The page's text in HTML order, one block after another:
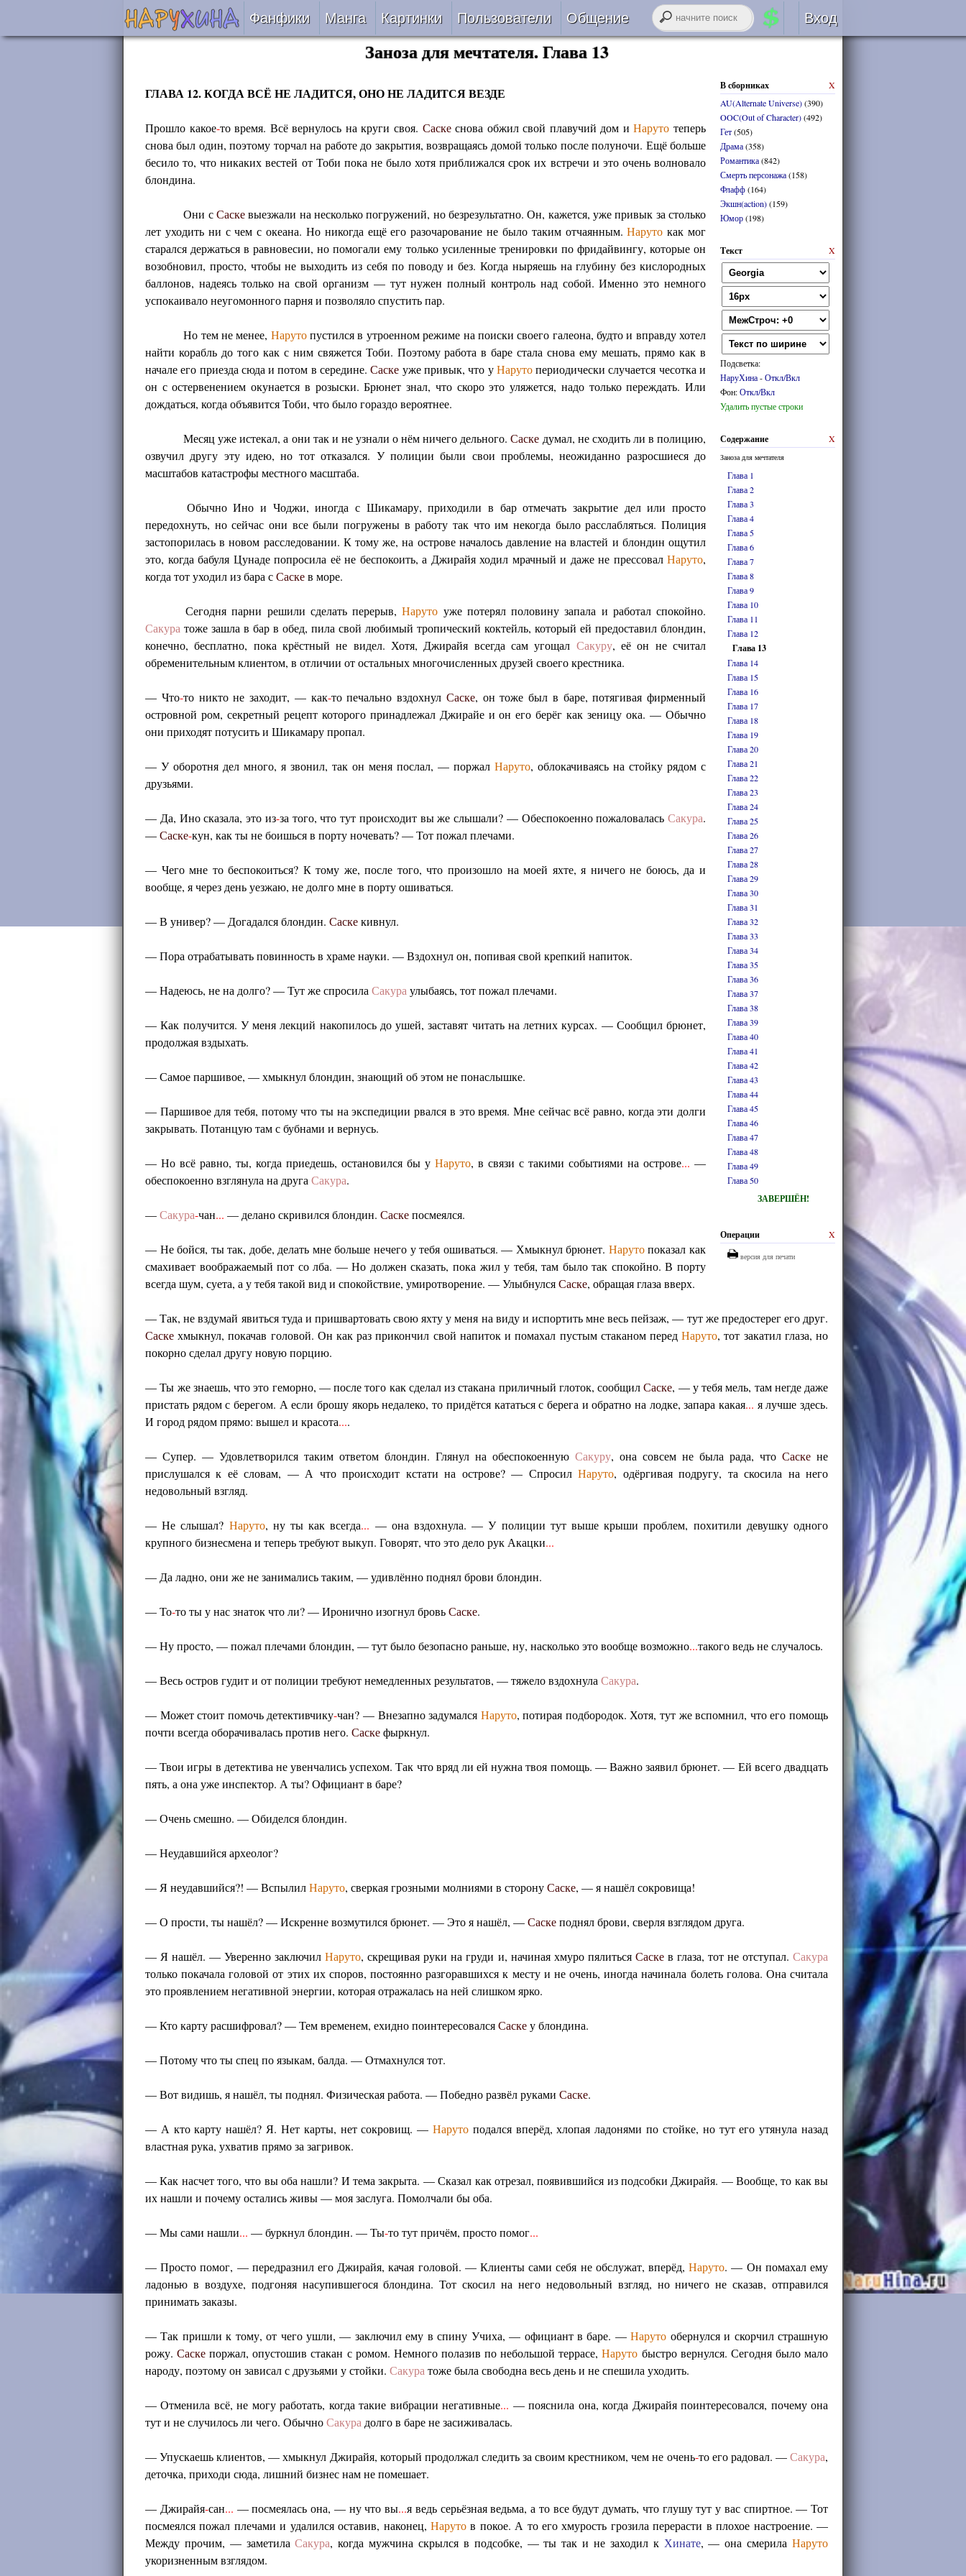
Фанфики
Сборники
Подобрать
Рецензии
На проверке
Отправить
Манга Картинки Пользователи
Авторы
Все
Беты
VIP
Онлайн
За 24 часа
Общение
Блог
Вход
Авторизация
войти черезВКонтакте
регистрация
забыли логин или пароль?
Заноза для мечтателя. Глава 13
X
В сборниках
AU(Alternate Universe)(390)
OOC(Out of Character)(492)
Гет(505)
Драма(358)
Романтика(842)
Смерть персонажа(158)
Флафф(164)
Экшн(action)(159)
Юмор(198)
X
Текст
Подсветка:
НаруХина-Откл/Вкл
Фон:Откл/Вкл
Удалить пустые строки
X
Содержание
Заноза для мечтателя
Глава 1
Глава 2
Глава 3
Глава 4
Глава 5
Глава 6
Глава 7
Глава 8
Глава 9
Глава 10
Глава 11
Глава 12
Глава 13
Глава 14
Глава 15
Глава 16
Глава 17
Глава 18
Глава 19
Глава 20
Глава 21
Глава 22
Глава 23
Глава 24
Глава 25
Глава 26
Глава 27
Глава 28
Глава 29
Глава 30
Глава 31
Глава 32
Глава 33
Глава 34
Глава 35
Глава 36
Глава 37
Глава 38
Глава 39
Глава 40
Глава 41
Глава 42
Глава 43
Глава 44
Глава 45
Глава 46
Глава 47
Глава 48
Глава 49
Глава 50
ЗАВЕРШЁН!
X
Операции
версия для печати
ГЛАВА 12. КОГДА ВСЁ НЕ ЛАДИТСЯ, ОНО НЕ ЛАДИТСЯ ВЕЗДЕ
Прошло какое-то время. Всё вернулось на круги своя. Саскеснова обжил свой плавучий дом иНаруто теперь
снова был один, поэтому торчал на работе до закрытия, возвращаясь домой только после полуночи. Ещё больше
бесило то, что никаких вестей от Тоби пока не было хотя приближался срок их встречи и это очень волновало
блондина.
Они сСаскевыезжали на несколько погружений, но безрезультатно. Он, кажется, уже привык за столько
лет уходить ни с чем с океана. Но никогда ещё его разочарование не было таким отчаянным.Наруто как мог
старался держаться в равновесии, но помогали ему только усиленные тренировки по фридайвингу, которые он
возобновил, просто, чтобы не выходить из себя по поводу и без. Когда ныряешь на глубину без кислородных
баллонов, надеясь только на свой организм — тут нужен полный контроль над собой. Именно это немного
успокаивало неугомонного парня и позволяло спустить пар.
Но тем не менее, Нарутопустился в утроенном режиме на поиски своего галеона, будто и вправду хотел
найти корабль до того как с ним свяжется Тоби. Поэтому работа в баре стала снова ему мешать, прямо как в
начале его приезда сюда и потом в середине.Саске уже привык, что уНарутопериодически случается чесотка и
он с остервенением окунается в розыски. Брюнет знал, что скоро это уляжется, надо только переждать. Или
дождаться, когда объявится Тоби, что было гораздо вероятнее.
Месяц уже истекал, а они так и не узнали о нём ничего дельного.Саске думал, не сходить ли в полицию,
озвучил другу эту идею, но тот отказался. У полиции были свои проблемы, неожиданно разросшиеся до
масштабов катастрофы местного масштаба.
Обычно Ино и Чоджи, иногда с Шикамару, приходили в бар отмечать закрытие дел или просто
передохнуть, но сейчас они все были погружены в работу так что им некогда было расслабляться. Полиция
застопорилась в новом расследовании. К тому же, на острове началось давление на властей и блондин ощутил
это, когда бабуля Цунаде попросила её не беспокоить, а Джирайя ходил мрачный и даже не прессовал Наруто,
когда тот уходил из бара сСаскев море.
Сегодня парни решили сделать перерыв,Наруто уже потерял половину запала и работал спокойно.
Сакура тоже зашла в бар в обед, пила свой любимый тропический коктейль, который ей предоставил блондин,
конечно, бесплатно, пока крёстный не видел. Хотя, Джирайя всегда сам угощал Сакуру, её он не считал
обременительным клиентом, в отличии от остальных многочисленных друзей своего крестника.
— Что-то никто не заходит, — как-то печально вздохнул Саске, он тоже был в баре, потягивая фирменный
островной ром, секретный рецепт которого принадлежал Джирайе и он его берёг как зеницу ока. — Обычно
они приходят потусить и Шикамару пропал.
— У оборотня дел много, я звонил, так он меня послал, — поржал Наруто, облокачиваясь на стойку рядом с
друзьями.
— Да, Ино сказала, это из-за того, что тут происходит вы же слышали? — Обеспокоенно пожаловалась Сакура.
—Саске-кун, как ты не боишься в порту ночевать? — Тот пожал плечами.
— Чего мне то беспокоиться? К тому же, после того, что произошло на моей яхте, я ничего не боюсь, да и
вообще, я через день уезжаю, не долго мне в порту ошиваться.
— В универ? — Догадался блондин. Саскекивнул.
— Пора отрабатывать повинность в храме науки. — Вздохнул он, попивая свой крепкий напиток.
— Надеюсь, не на долго? — Тут же спросила Сакура улыбаясь, тот пожал плечами.
— Как получится. У меня лекций накопилось до ушей, заставят читать на летних курсах. — Сообщил брюнет,
продолжая вздыхать.
— Самое паршивое, — хмыкнул блондин, знающий об этом не понаслышке.
— Паршивое для тебя, потому что ты на экспедиции рвался в это время. Мне сейчас всё равно, когда эти долги
закрывать. Потанцую там с бубнами и вернусь.
— Но всё равно, ты, когда приедешь, остановился бы у Наруто, в связи с такими событиями на острове... —
обеспокоенно взглянула на друга Сакура.
—Сакура-чан... — делано скривился блондин. Саскепосмеялся.
— Не бойся, ты так, добе, делать мне больше нечего у тебя ошиваться. — Хмыкнул брюнет. Нарутопоказал как
смахивает воображаемый пот со лба. — Но должен сказать, пока жил у тебя, там было так спокойно. В порту
всегда шум, суета, а у тебя такой вид и спокойствие, умиротворение. — УлыбнулсяСаске, обращая глаза вверх.
— Так, не вздумай явиться туда и пришвартовать свою яхту у меня на виду и испортить мне весь пейзаж, — тут же предостерег его друг.
Саске хмыкнул, покачав головой. Он как раз прикончил свой напиток и помахал пустым стаканом передНаруто, тот закатил глаза, но
покорно сделал другу новую порцию.
— Ты же знаешь, что это геморно, — после того как сделал из стакана приличный глоток, сообщилСаске, — у тебя мель, там негде даже
пристать рядом с берегом. А если брошу якорь недалеко, то придётся кататься с берега и обратно на лодке, запара какая... я лучше здесь.
И город рядом прямо: вышел и красота....
— Супер. — Удовлетворился таким ответом блондин. Глянул на обеспокоенную Сакуру, она совсем не была рада, что Саске не
прислушался к её словам, — А что происходит кстати на острове? — СпросилНаруто, одёргивая подругу, та скосила на него
недовольный взгляд.
— Не слышал? Наруто, ну ты как всегда... — она вздохнула. — У полиции тут выше крыши проблем, похитили девушку одного
крупного бизнесмена и теперь требуют выкуп. Говорят, что это дело рук Акацки...
— Да ладно, они же не занимались таким, — удивлённо поднял брови блондин.
— То-то ты у нас знаток что ли? — Иронично изогнул бровьСаске.
— Ну просто, — пожал плечами блондин, — тут было безопасно раньше, ну, насколько это вообще возможно...такого ведь не случалось.
— Весь остров гудит и от полиции требуют немедленных результатов, — тяжело вздохнула Сакура.
— Может стоит помочь детективчику-чан? — Внезапно задумался Наруто, потирая подбородок. Хотя, тут же вспомнил, что его помощь
почти всегда оборачивалась против него. Саскефыркнул.
— Твои игры в детектива не увенчались успехом. Так что вряд ли ей нужна твоя помощь. — Важно заявил брюнет. — Ей всего двадцать
пять, а она уже инспектор. А ты? Официант в баре?
— Очень смешно. — Обиделся блондин.
— Неудавшийся археолог?
— Я неудавшийся?! — ВспылилНаруто, сверкая грозными молниями в сторонуСаске, — я нашёл сокровища!
— О прости, ты нашёл? — Искренне возмутился брюнет. — Это я нашёл, —Саскеподнял брови, сверля взглядом друга.
— Я нашёл. — Уверенно заключилНаруто, скрещивая руки на груди и, начиная хмуро пялиться Саскев глаза, тот не отступал.Сакура
только покачала головой от этих их споров, постоянно разгоравшихся к месту и не очень, иногда начинала болеть голова. Она считала
это проявлением негативной энергии, которая отражалась на ней слишком ярко.
— Кто карту расшифровал? — Тем временем, ехидно поинтересовалсяСаскеу блондина.
— Потому что ты спец по языкам, балда. — Отмахнулся тот.
— Вот видишь, я нашёл, ты поднял. Физическая работа. — Победно развёл руками Саске.
— А кто карту нашёл? Я. Нет карты, нет сокровищ. — Наруто подался вперёд, хлопая ладонями по стойке, но тут его утянула назад
властная рука, ухватив прямо за загривок.
— Как насчет того, что вы оба нашли? И тема закрыта. — Сказал как отрезал, появившийся из подсобки Джирайя. — Вообще, то как вы
их нашли и почему остались живы — моя заслуга. Помолчали бы оба.
— Мы сами нашли... — буркнул блондин. — Ты-то тут причём, просто помог...
— Просто помог, — передразнил его Джирайя, качая головой. — Клиенты сами себя не обслужат, вперёд,Наруто. — Он помахал ему
ладонью в воздухе, подгоняя насупившегося блондина. Тот скосил на него недовольный взгляд, но ничего не сказав, отправился
принимать заказы.
— Так пришли к тому, от чего ушли, — заключил ему в спину Учиха, — официант в баре. —Наруто обернулся и скорчил страшную
рожу.Саске поржал, опустошив стакан с ромом. Немного полазив по небольшой террасе,Наруто быстро вернулся. Сегодня было мало
народу, поэтому он зависал с друзьями у стойки. Сакура тоже была свободна весь день и не спешила уходить.
— Отменила всё, не могу работать, когда такие вибрации негативные... — пояснила она, когда Джирайя поинтересовался, почему она
тут и не случилось ли чего. ОбычноСакура долго в баре не засиживалась.
— Упускаешь клиентов, — хмыкнул Джирайя, который продолжал следить за своим крестником, чем не очень-то его радовал. —Сакура,
деточка, приходи сюда, лишний бизнес нам не помешает.
— Джирайя-сан... — посмеялась она, — ну что вы...я ведь серьёзная ведьма, а то все будут думать, что глушу тут у вас спиртное. — Тот
посмеялся пожал плечами и удалился оставив, наконец, Нарутов покое. А то его хмурость грозила перерасти в плохое настроение. —
Между прочим, — заметилаСакура, когда мужчина скрылся в подсобке, — ты так и не заходил к Хинате, — она смерилаНаруто
укоризненным взглядом.